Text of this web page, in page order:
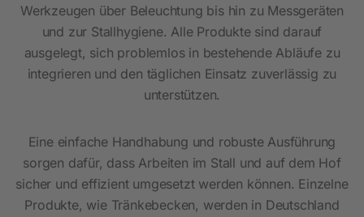
Werkzeugen über Beleuchtung bis hin zu Messgeräten
und zur Stallhygiene. Alle Produkte sind darauf
ausgelegt, sich problemlos in bestehende Abläufe zu
integrieren und den täglichen Einsatz zuverlässig zu
unterstützen.
Eine einfache Handhabung und robuste Ausführung
sorgen dafür, dass Arbeiten im Stall und auf dem Hof
sicher und effizient umgesetzt werden können. Einzelne
Produkte, wie Tränkebecken, werden in Deutschland